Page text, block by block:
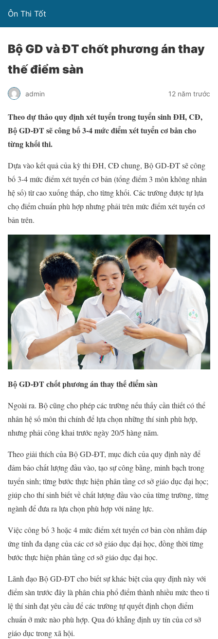
Ôn Thi Tốt
Bộ GD và ĐT chốt phương án thay
thế điểm sàn
admin 12 năm trước
Theo dự thảo quy định xét tuyển trong tuyển sinh ĐH, CĐ,
Bộ GD-ĐT sẽ công bố 3-4 mức điểm xét tuyển cơ bản cho
từng khối thi.
Dựa vào kết quả của kỳ thi ĐH, CĐ chung, Bộ GD-ĐT sẽ công
bố 3-4 mức điểm xét tuyển cơ bản (tổng điểm 3 môn không nhân
hệ số) từ cao xuống thấp, cho từng khối. Các trường được tự lựa
chọ điểm chuẩn phù hợp nhưng phải trên mức điểm xét tuyển cơ
bản trên.
Bộ GD-ĐT chốt phương án thay thế điểm sàn
Ngoài ra. Bộ cũng cho phép các trường nếu thấy cần thiết có thể
nhân hệ số môn thi chính để lựa chọn những thí sinh phù hợp,
nhưng phải công khai trước ngày 20/5 hàng năm.
Theo giải thích của Bộ GD-ĐT, mục đích của quy định này để
đảm bảo chất lượng đầu vào, tạo sự công bằng, minh bạch trong
tuyển sinh; từng bước thực hiện phân tầng cơ sở giáo dục đại học;
giúp cho thí sinh biết về chất lượng đầu vào của từng trường, từng
ngành để đưa ra lựa chọn phù hợp với năng lực.
Việc công bố 3 hoặc 4 mức điểm xét tuyển cơ bản còn nhằm đáp
ứng tính đa dạng của các cơ sở giáo dục đại học, đồng thời từng
bước thực hiện phân tầng cơ sở giáo dục đại học.
Lãnh đạo Bộ GD-ĐT cho biết sự khác biệt của quy định này với
điểm sàn trước đây là phân chia phổ điểm thành nhiều mức theo tỉ
lệ thí sinh đạt yêu cầu để các trường tự quyết định chọn điểm
chuẩn ở mức nào phù hợp. Qua đó khẳng định uy tín của cơ sở
giáo dục trong xã hội.